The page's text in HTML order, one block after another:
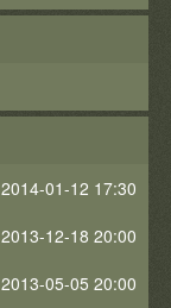
2014-01-12 17:30
2013-12-18 20:00
2013-05-05 20:00